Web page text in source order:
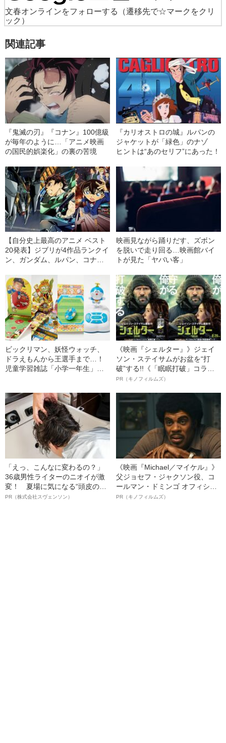
文春オンラインをフォローする
（遷移先で☆マークをクリ
ック）
関連記事
『鬼滅の刃』『コナン』100億級
が毎年のように…「アニメ映画
の国民的娯楽化」の裏の苦境
『カリオストロの城』ルパンの
ジャケットが「緑色」のナゾ
ヒントは“あのセリフ”にあった！
【自分史上最高のアニメ ベスト
20発表】ジブリが4作品ランクイ
ン、ガンダム、ルパン、コナン
映画見ながら踊りだす、ズボン
を脱いで走り回る…映画館バイ
トが見た「ヤバい客」
ビックリマン、妖怪ウォッチ、
ドラえもんから王選手まで…！
児童学習雑誌「小学一年生」
《映画『シェルター』》ジェイ
ソン・ステイサムがお盆を“打
破”する!!《「眠眠打破」コラ
ボ》
PR（キノフィルムズ）
「えっ、こんなに変わるの？」
36歳男性ライターのニオイが激
変！ 夏場に気になる“頭皮のニ
オイ”や“ベタつき”を解消す
PR（株式会社スヴェンソン）
《映画『Michael／マイケル』》
父ジョセフ・ジャクソン役、コ
ールマン・ドミンゴ オフィシャ
ルインタビュー“観客を魅了した
PR（キノフィルムズ）